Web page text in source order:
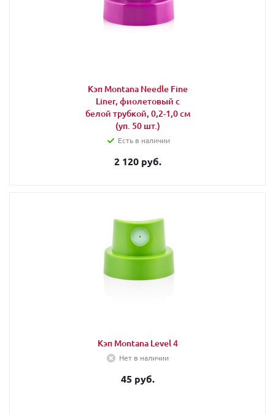
Кэп Montana Needle Fine
Liner, фиолетовый с
белой трубкой, 0,2-1,0 см
(уп. 50 шт.)
Есть в наличии
2 120 руб.
Кэп Montana Level 4
Нет в наличии
45 руб.